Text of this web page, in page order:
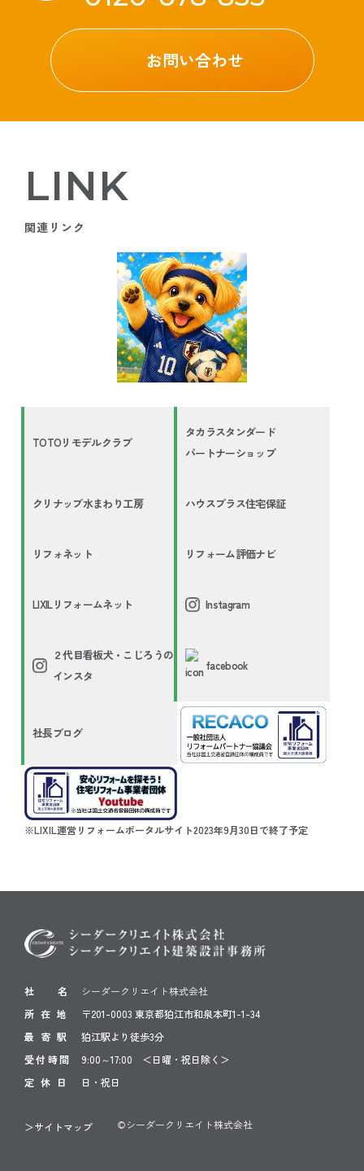
お問い合わせ
LINK
関連リンク
TOTOリモデルクラブ
タカラスタンダード
パートナーショップ
クリナップ水まわり工房 ハウスプラス住宅保証
リフォネット リフォーム評価ナビ
LIXILリフォームネット Instagram
２代目看板犬・こじろうの
インスタ
facebook
社長ブログ
※LIXIL運営リフォームポータルサイト2023年9月30日で終了予定
社 名
シーダークリエイト株式会社
所 在 地
〒201-0003 東京都狛江市和泉本町1-1-34
最 寄 駅
狛江駅より徒歩3分
受付時間
9:00～17:00 ＜日曜・祝日除く＞
定 休 日
日・祝日
＞サイトマップ ©シーダークリエイト株式会社